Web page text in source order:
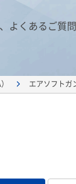
よくあるご質
エアソフトガ